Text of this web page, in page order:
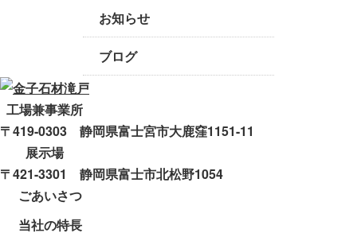
お知らせ
ブログ
工場兼事業所
〒419-0303 静岡県富士宮市大鹿窪1151-11
展示場
〒421-3301 静岡県富士市北松野1054
ごあいさつ
当社の特長